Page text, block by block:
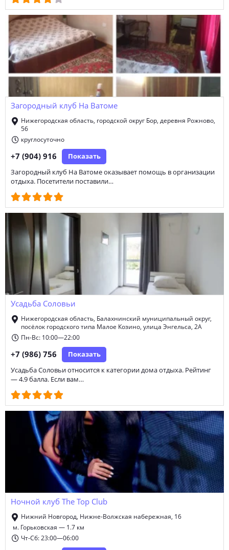
Загородный клуб На Ватоме
Нижегородская область, городской округ Бор, деревня Рожново,
56
круглосуточно
+7 (904) 916 Показать
Загородный клуб На Ватоме оказывает помощь в организации
отдыха. Посетители поставили…
Усадьба Соловьи
Нижегородская область, Балахнинский муниципальный округ,
посёлок городского типа Малое Козино, улица Энгельса, 2А
Пн-Вс: 10:00—22:00
+7 (986) 756 Показать
Усадьба Соловьи относится к категории дома отдыха. Рейтинг
— 4.9 балла. Если вам…
Ночной клуб The Top Club
Нижний Новгород, Нижне-Волжская набережная, 16
м. Горьковская — 1.7 км
Чт-Сб: 23:00—06:00